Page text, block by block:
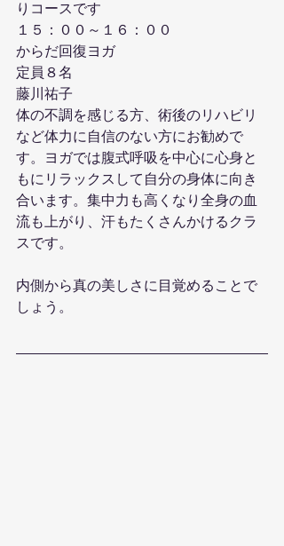
りコースです
１５：００～１６：００
からだ回復ヨガ
定員８名
藤川祐子
体の不調を感じる方、術後のリハビリ
など体力に自信のない方にお勧めで
す。ヨガでは腹式呼吸を中心に心身と
もにリラックスして自分の身体に向き
合います。集中力も高くなり全身の血
流も上がり、汗もたくさんかけるクラ
スです。
内側から真の美しさに目覚めることで
しょう。